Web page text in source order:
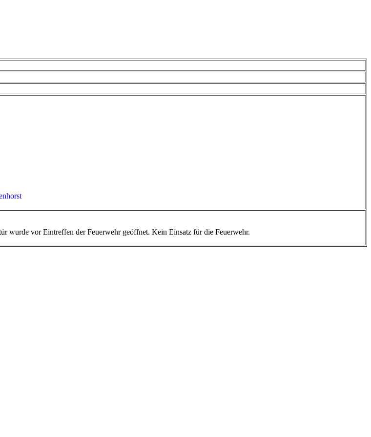
wurde vor Eintreffen der Feuerwehr geöffnet. Kein Einsatz für die Feuerwehr.